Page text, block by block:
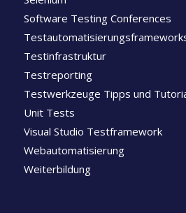
Software Testing Conferences
Testinfrastruktur
Testreporting
Testwerkzeuge Tipps und
Unit Tests
Visual Studio Testframework
Webautomatisierung
Weiterbildung